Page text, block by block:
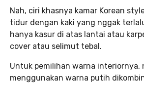
Nah, ciri khasnya kamar Korean
tidur dengan kaki yang nggak
hanya kasur di atas lantai atau
cover atau selimut tebal.
Untuk pemilihan warna interiornya,
menggunakan warna putih